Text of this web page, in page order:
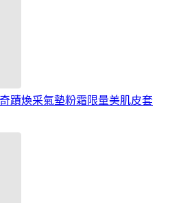
蹟煥采氣墊粉霜限量美肌皮套